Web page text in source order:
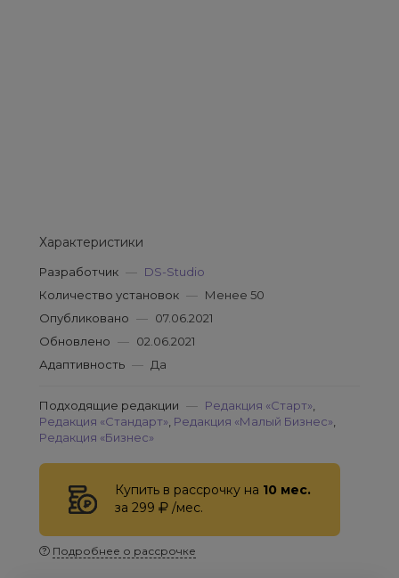
Характеристики
Разработчик — DS-Studio
Количество установок — Менее 50
Опубликовано — 07.06.2021
Обновлено — 02.06.2021
Адаптивность — Да
Подходящие редакции — Редакция «Старт»
Редакция «Стандарт» Редакция «Малый Бизнес»
Редакция «Бизнес»
Купить в рассрочку на 10 мес.
за 299
/мес.
Подробнее о рассрочке